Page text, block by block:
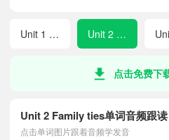
提高听写记忆能力。
Unit 1 School life Unit 2 Family ties
点击免费下
Unit 2 Family ties单词音频跟读
点击单词图片跟着音频学发音